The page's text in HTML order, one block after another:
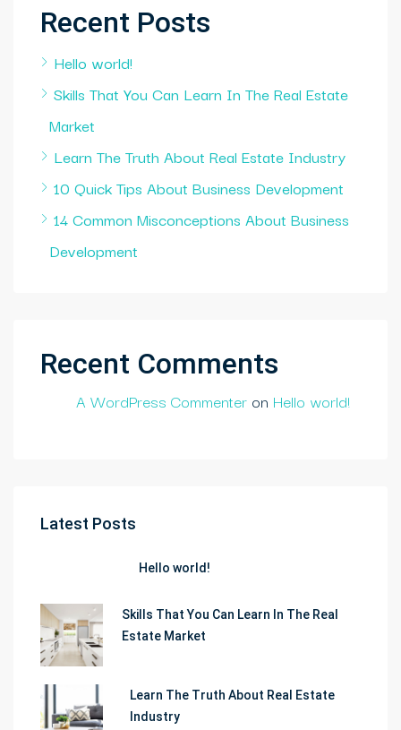
Recent Posts
Hello world!
Skills That You Can Learn In The Real Estate
Market
Learn The Truth About Real Estate Industry
10 Quick Tips About Business Development
14 Common Misconceptions About Business
Development
Recent Comments
A WordPress Commenter on Hello world!
Latest Posts
Hello world!
Skills That You Can Learn In The Real
Estate Market
Learn The Truth About Real Estate
Industry